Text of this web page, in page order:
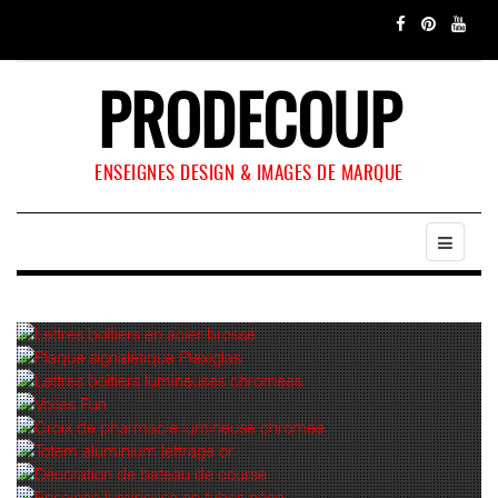
PRODECOUP
ENSEIGNES DESIGN & IMAGES DE MARQUE